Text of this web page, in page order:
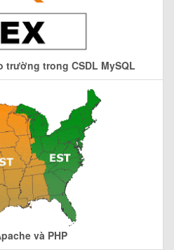
trường trong CSDL MySQL
và PHP